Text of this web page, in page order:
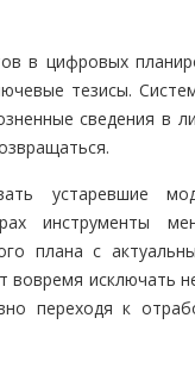
в цифровых
тезисы.
сведения в
устаревшие
инструменты
плана с
вовремя исключать
переходя к